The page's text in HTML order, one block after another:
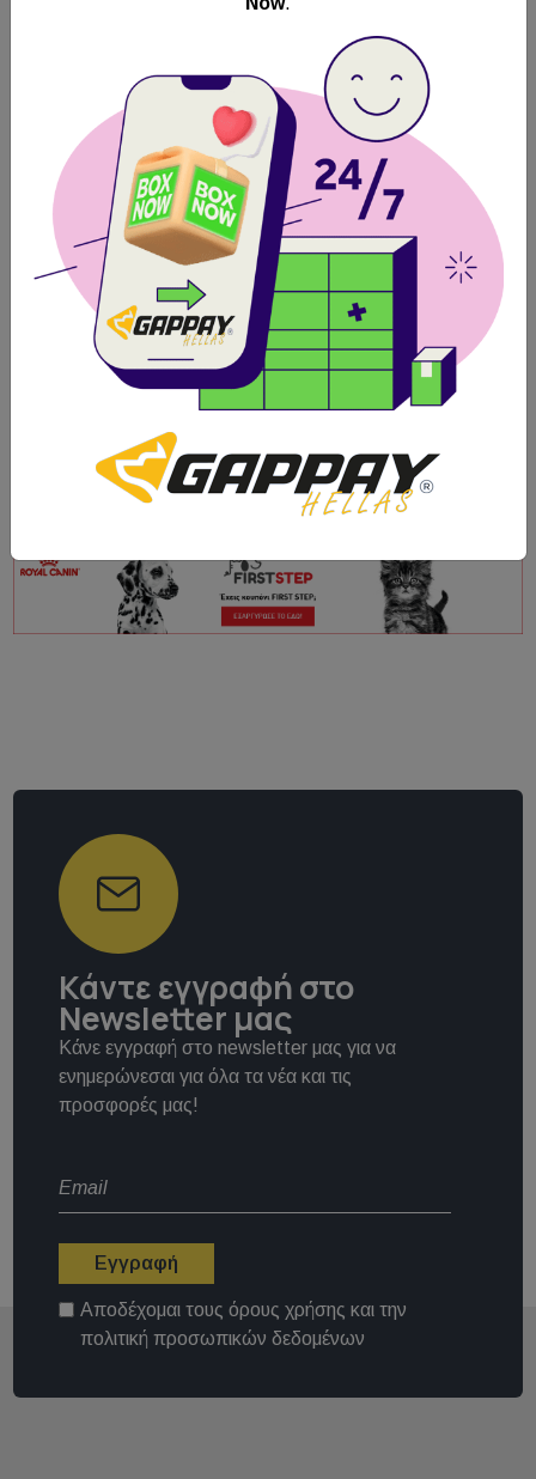
GAPPAY Φίμωτρο rubbered Belgian Shepherd
Θηλυκό
Άμεση Αποστολή Πανελλαδικά
Δωρεάν
Παραλαβή απόBOX NOW
30.01€
Κάντε εγγραφή στο
Newsletter μας
Κάνε εγγραφή στο newsletter μας για να
ενημερώνεσαι για όλα τα νέα και τις
προσφορές μας!
Εγγραφή
Αποδέχομαι τους όρους χρήσης και την
πολιτική προσωπικών δεδομένων